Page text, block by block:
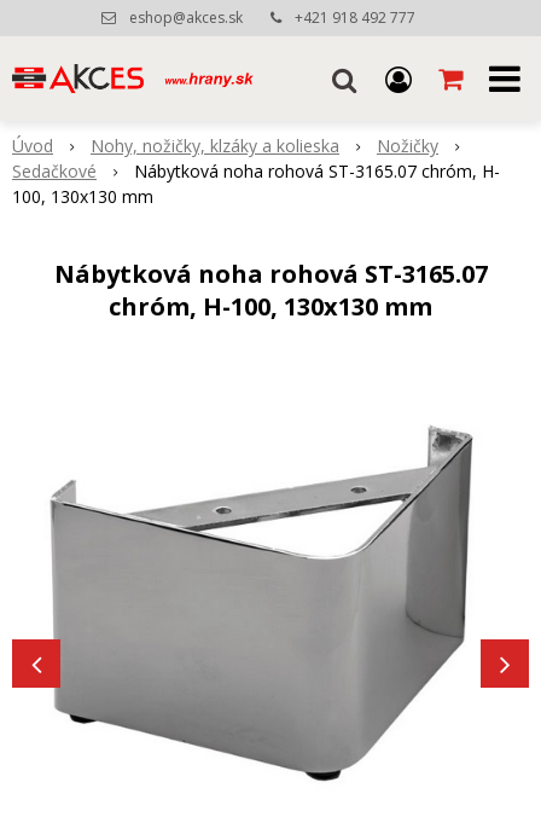
eshop@akces.sk +421 918 492 777
Úvod Nohy, nožičky, klzáky a kolieska
Nožičky
Sedačkové
Nábytková noha rohová ST-3165.07 chróm, H-
100, 130x130 mm
Nábytková noha rohová ST-3165.07
chróm, H-100, 130x130 mm